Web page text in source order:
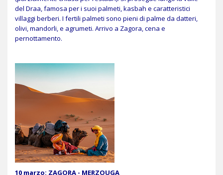
del Draa, famosa per i suoi palmeti, kasbah e caratteristici
villaggi berberi. I fertili palmeti sono pieni di palme da datteri,
olivi, mandorli, e agrumeti. Arrivo a Zagora, cena e
pernottamento.
10 marzo: ZAGORA - MERZOUGA